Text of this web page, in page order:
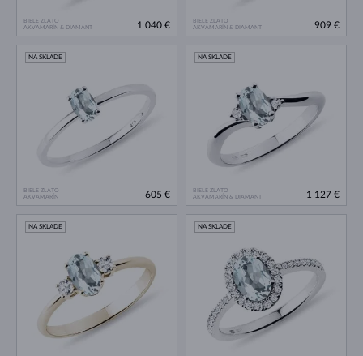
BIELE ZLATO
AKVAMARÍN & DIAMANT
1 040 €
BIELE ZLATO
AKVAMARÍN & DIAMANT
909 €
BIELE ZLATO
AKVAMARÍN
NA SKLADE
605 €
BIELE ZLATO
AKVAMARÍN & DIAMANT
NA SKLADE
1 127 €
NA SKLADE NA SKLADE